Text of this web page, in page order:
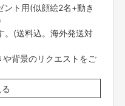
ト用(似顔絵2名+動き
。(送料込。海外発送対
や背景のリクエストをご
きたいです。※真正面と
を送って頂きたいで